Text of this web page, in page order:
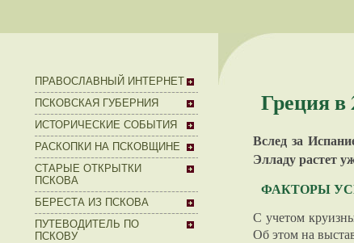
ПРАВОСЛАВНЫЙ ИНТЕРНЕТ
ПСКОВСКАЯ ГУБЕРНИЯ
ИСТОРИЧЕСКИЕ СОБЫТИЯ
РАСКОПКИ НА ПСКОВЩИНЕ
СТАРЫЕ ОТКРЫТКИ
ПСКОВА
БЕРЕСТА ИЗ ПСКОВА
ПУТЕВОДИТЕЛЬ ПО
ПСКОВУ
Греция в
Вслед за
Элладу растет
ФАКТОРЫ
С учетом
Об этом на